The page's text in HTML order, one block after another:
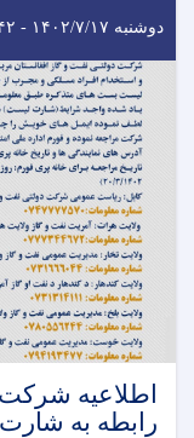
دوشنبه ۱۴۰۲/۷/۱۷ - ۸:۴۲
اطلاعیه شرکت
رابطه به شارت